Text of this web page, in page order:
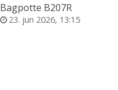
Bagpotte B207R
23. jun 2026, 13:15